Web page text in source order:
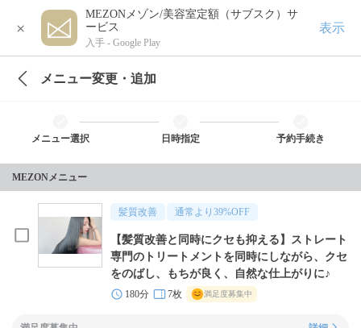
×
MEZONメゾン/美容室定額（サブスク）サ
ービス
入手 - Google Play
表示
メニュー変更・追加
メニュー選択 日時指定 予約手続き
MEZONメニュー
髪質改善 通常より 39%OFF
【髪質改善と同時にクセも抑える】ストレート
専門のトリートメントを同時にしながら、クセ
をのばし、もちが良く、自然な仕上がりに♪
180分 7枚 満足度募集中